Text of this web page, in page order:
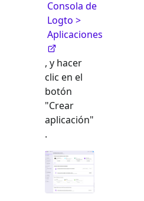
Consola de
Logto >
Aplicaciones
, y hacer
clic en el
botón
"Crear
aplicación"
.